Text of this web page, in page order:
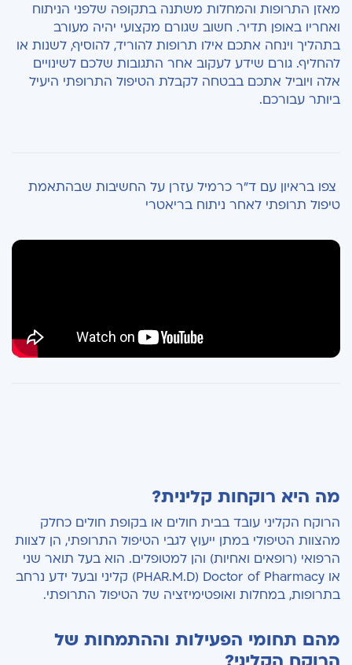
מאזן התרופות והמחלות משתנה בתקופה שלפני הניתוח
ואחריו באופן תדיר. חשוב שגורם מקצועי יהיה מעורב
בתהליך וינחה אתכם אילו תרופות להוריד, להוסיף, לשנות או
להחליף. גורם שידע לעקוב אחר התגובות שלכם לשינויים
אלה ויוביל אתכם בבטחה לקבלת הטיפול התרופתי היעיל
ביותר עבורכם.
צפו בראיון עם ד"ר כרמיל עזרן על החשיבות שבהתאמת
טיפול תרופתי לאחר ניתוח בריאטרי
מה היא רוקחות קלינית?
הרוקח הקליני עובד בבית חולים או בקופת חולים כחלק
מהצוות הטיפולי במתן ייעוץ לגבי הטיפול התרופתי, הן לצוות
הרפואי (רופאים ואחיות) והן למטופלים. הוא בעל תואר שני
או PHAR.M.D) Doctor of Pharmacy) קליני ובעל ידע נרחב
בתרופות, במחלות ואופטימיזציה של הטיפול התרופתי.
מהם תחומי הפעילות וההתמחות של